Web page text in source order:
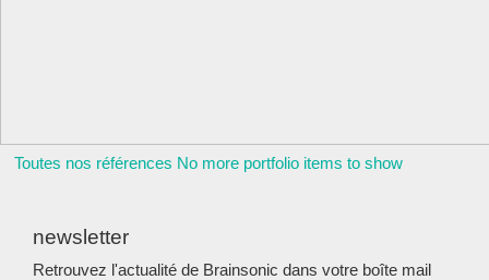
Toutes nos références No more portfolio items to show
newsletter
Retrouvez l'actualité de Brainsonic dans votre boîte mail